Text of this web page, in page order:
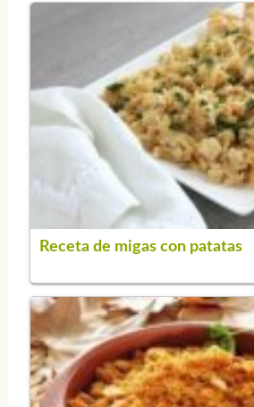
Receta de migas con patatas